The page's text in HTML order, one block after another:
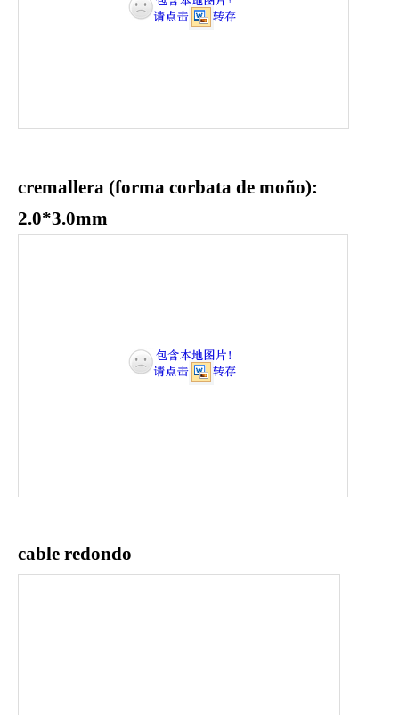
cremallera (forma corbata de moño):
2.0*3.0mm
cable redondo